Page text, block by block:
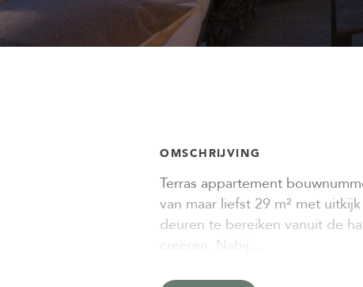
OMSCHRIJVING
Terras appartement
van maar liefst 29 m² met
deuren te bereiken vanuit de
creëren. Nabij…